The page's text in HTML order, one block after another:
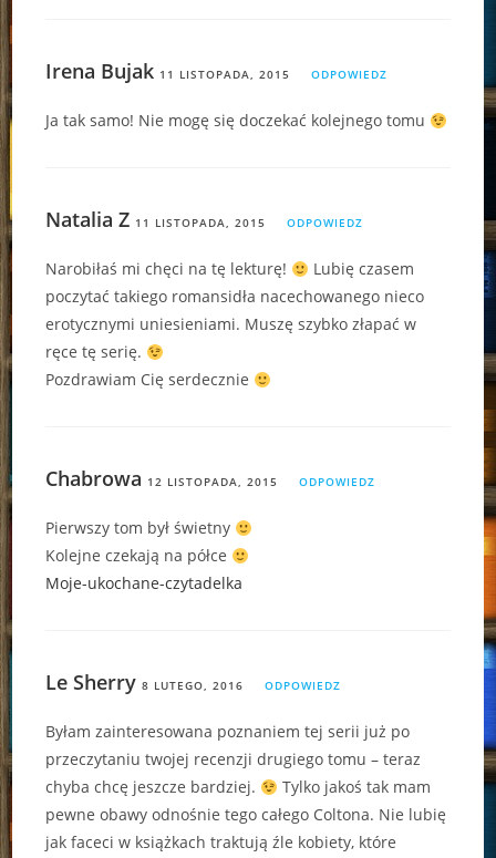
Irena Bujak 11 LISTOPADA, 2015 ODPOWIEDZ
Ja tak samo! Nie mogę się doczekać kolejnego tomu
Natalia Z 11 LISTOPADA, 2015 ODPOWIEDZ
Narobiłaś mi chęci na tę lekturę!
Lubię czasem
poczytać takiego romansidła nacechowanego nieco
erotycznymi uniesieniami. Muszę szybko złapać w
ręce tę serię.
Pozdrawiam Cię serdecznie
Chabrowa 12 LISTOPADA, 2015 ODPOWIEDZ
Pierwszy tom był świetny
Kolejne czekają na półce
Moje-ukochane-czytadelka
Le Sherry 8 LUTEGO, 2016 ODPOWIEDZ
Byłam zainteresowana poznaniem tej serii już po
przeczytaniu twojej recenzji drugiego tomu – teraz
chyba chcę jeszcze bardziej.
Tylko jakoś tak mam
pewne obawy odnośnie tego całego Coltona. Nie lubię
jak faceci w książkach traktują źle kobiety, które